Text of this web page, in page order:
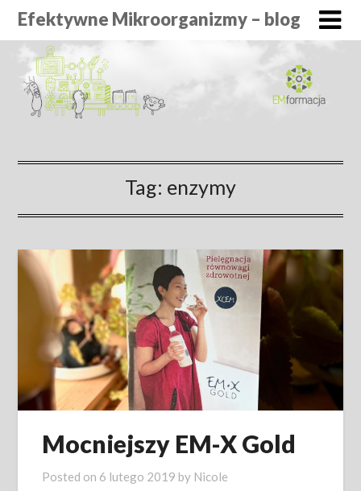
Efektywne Mikroorganizmy – blog
Tag: enzymy
Mocniejszy EM-X Gold
Posted on 6 lutego 2019 by Nicole